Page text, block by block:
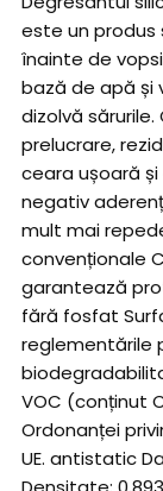
este un produs
înainte de
bază de apă și
dizolvă
prelucrare,
ceara ușoară
negativ
mult mai
convenționale
garantează
fără fosfat
reglementările
VOC (conținut
Ordonanței
UE. antistatic